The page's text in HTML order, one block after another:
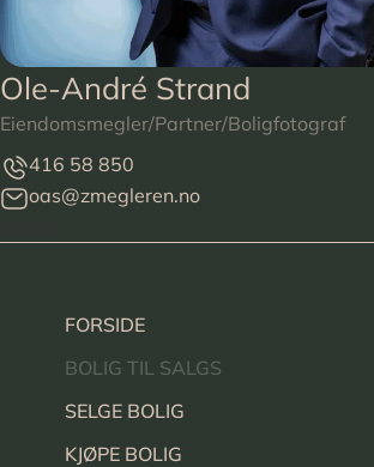
Ole-André Strand
Eiendomsmegler/Partner/Boligfotograf
416 58 850
oas@zmegleren.no
FORSIDE
BOLIG TIL SALGS
SELGE BOLIG
KJØPE BOLIG